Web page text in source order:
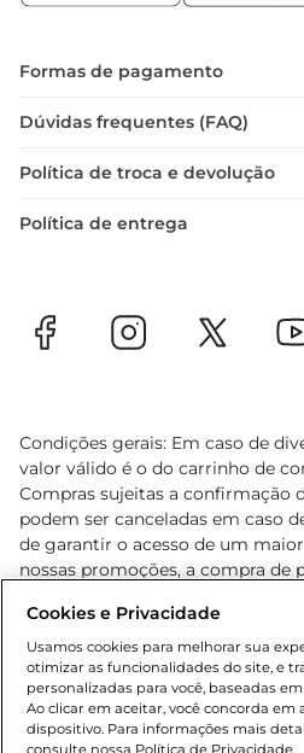
Formas de pagamento
Dúvidas frequentes (FAQ)
Política de troca e devolução
Política de entrega
Condições gerais: Em caso de
valor válido é o do carrinho de
Compras sujeitas a confirmação
podem ser canceladas em caso
de garantir o acesso de um
nossas promoções, a compra de
cliente. Os preços, ofertas e
o e-commerce e válidos durante
sofrer alterações sem prévia
de bebidas alcoólicas para
Lei n.º 8069/90, art. 81, inciso II
Adolescente). Preços e condições
Cookies e Privacidade
Usamos cookies para melhorar sua
otimizar as funcionalidades do site, e
personalizadas para você, baseadas
Ao clicar em aceitar, você concorda em
dispositivo. Para informações mais
consulte nossa Política de Privacidade.